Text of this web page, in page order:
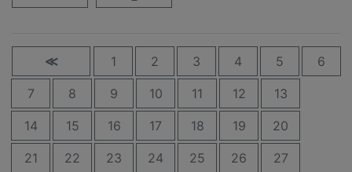
≪ 1 2 3 4 5 6
7 8 9 10 11 12 13
14 15 16 17 18 19 20
21 22 23 24 25 26 27